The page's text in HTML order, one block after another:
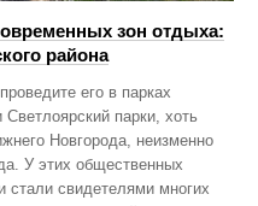
зон отдыха:
района
его в парках
парки, хоть
Новгорода, неизменно
У этих общественных
стали свидетелями многих